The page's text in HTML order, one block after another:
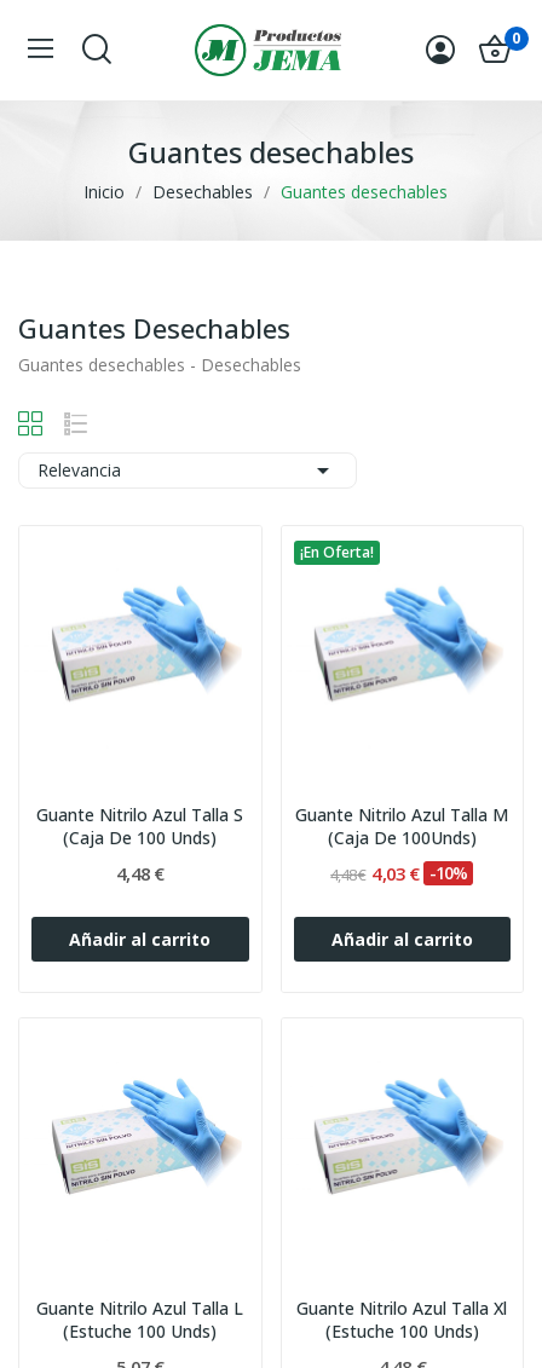
0
Guantes desechables
Inicio Desechables Guantes desechables
Guantes Desechables
Guantes desechables - Desechables
Relevancia 
Guante Nitrilo Azul Talla S
(Caja De 100 Unds)
4,48 €
Añadir al carrito
¡En Oferta!
Guante Nitrilo Azul Talla M
(Caja De 100Unds)
4,48 € 4,03 € -10%
Añadir al carrito
Guante Nitrilo Azul Talla L
(Estuche 100 Unds)
Guante Nitrilo Azul Talla Xl
(Estuche 100 Unds)